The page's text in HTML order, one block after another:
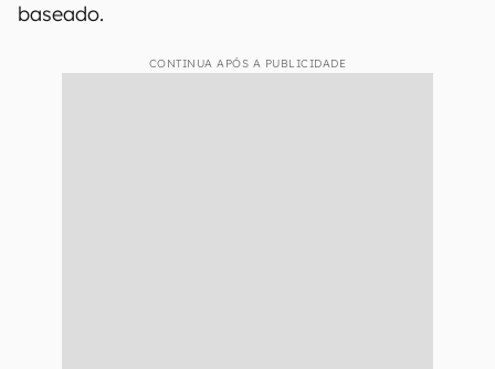
baseado.
CONTINUA APÓS A PUBLICIDADE